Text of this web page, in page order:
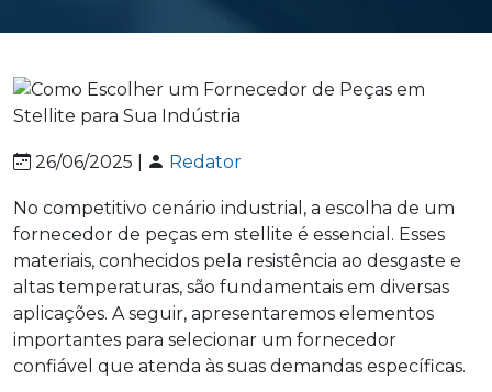
26/06/2025 | Redator
No competitivo cenário industrial, a escolha de um
fornecedor de peças em stellite é essencial. Esses
materiais, conhecidos pela resistência ao desgaste e
altas temperaturas, são fundamentais em diversas
aplicações. A seguir, apresentaremos elementos
importantes para selecionar um fornecedor
confiável que atenda às suas demandas específicas.